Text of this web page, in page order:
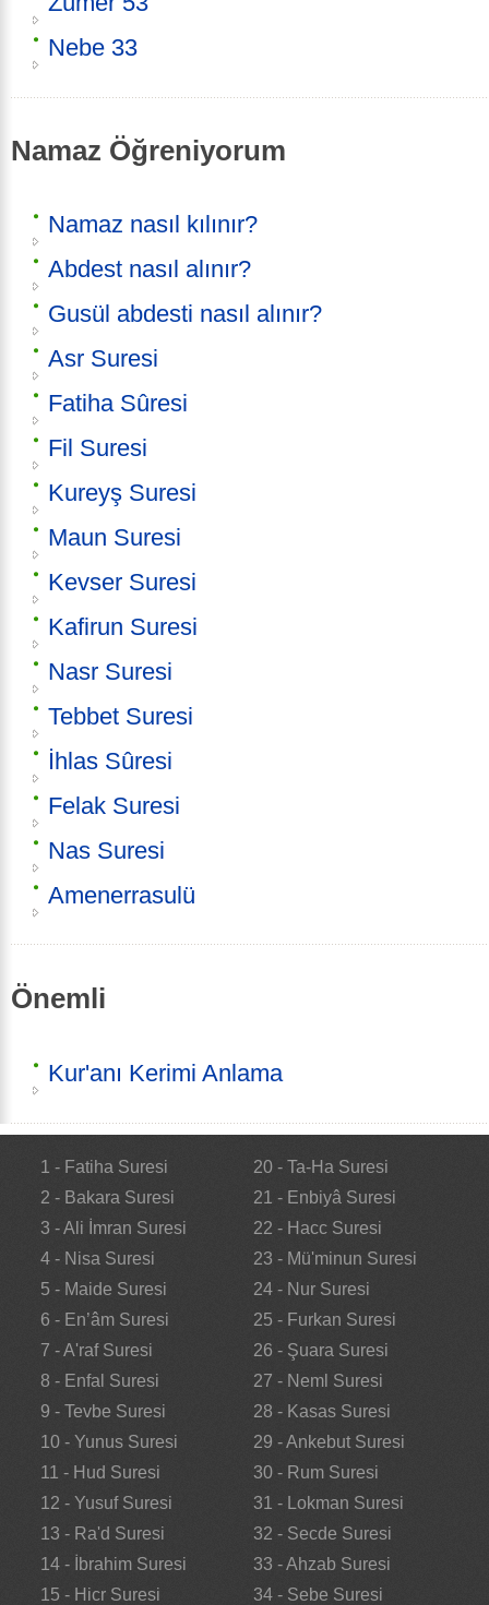
Nebe 33
Namaz Öğreniyorum
Namaz nasıl kılınır?
Abdest nasıl alınır?
Gusül abdesti nasıl alınır?
Asr Suresi
Fatiha Sûresi
Fil Suresi
Kureyş Suresi
Maun Suresi
Kevser Suresi
Kafirun Suresi
Nasr Suresi
Tebbet Suresi
İhlas Sûresi
Felak Suresi
Nas Suresi
Amenerrasulü
Önemli
Kur'anı Kerimi Anlama
1 - Fatiha Suresi
2 - Bakara Suresi
3 - Ali İmran Suresi
4 - Nisa Suresi
5 - Maide Suresi
6 - En’âm Suresi
7 - A'raf Suresi
8 - Enfal Suresi
9 - Tevbe Suresi
10 - Yunus Suresi
11 - Hud Suresi
12 - Yusuf Suresi
13 - Ra'd Suresi
14 - İbrahim Suresi
15 - Hicr Suresi
20 - Ta-Ha Suresi
21 - Enbiyâ Suresi
22 - Hacc Suresi
23 - Mü'minun Suresi
24 - Nur Suresi
25 - Furkan Suresi
26 - Şuara Suresi
27 - Neml Suresi
28 - Kasas Suresi
29 - Ankebut Suresi
30 - Rum Suresi
31 - Lokman Suresi
32 - Secde Suresi
33 - Ahzab Suresi
34 - Sebe Suresi